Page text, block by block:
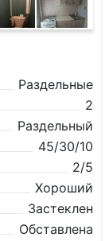
Раздельные
2
Раздельный
45/30/10
2/5
Хороший
Застеклен
Обставлена